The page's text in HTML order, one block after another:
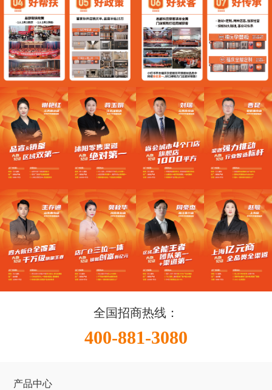
全国招商热线：
400-881-3080
产品中心